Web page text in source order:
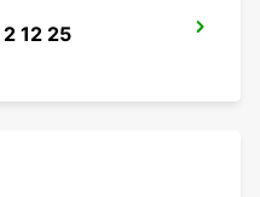
2 12 25